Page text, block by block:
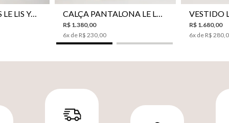
CAMISA BOTÕES LE LIS YANNA FEMININA CALÇA PANTALONA LE LIS SAKURA II FEMININA
R$ 1.380,00
6x de R$ 230,00
R$ 1.680,00
6x de R$ 280,